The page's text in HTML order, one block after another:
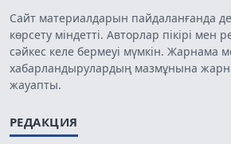
Сайт материалдарын пайдаланғанда
көрсету міндетті. Авторлар пікірі мен
сәйкес келе бермеуі мүмкін. Жарнама
хабарландырулардың мазмұнына
жауапты.
РЕДАКЦИЯ